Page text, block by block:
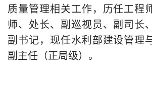
质量管理相关工作，历任工程
师、处长、副巡视员、副司长
副书记，现任水利部建设管理
副主任（正局级）。